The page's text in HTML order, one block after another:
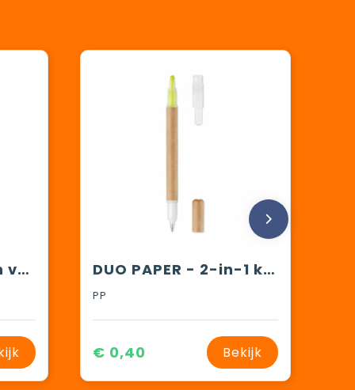
Quintet 5-in-1 pen vulpotlood DUO PAPER - 2-in-1 kartonnen balpen
PP
€ 0,40 Bekijk